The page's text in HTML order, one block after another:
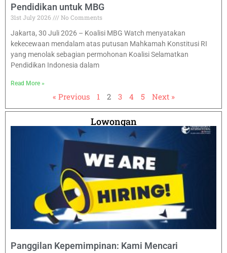
Pendidikan untuk MBG
31st July 2026
No Comments
Jakarta, 30 Juli 2026 – Koalisi MBG Watch menyatakan
kekecewaan mendalam atas putusan Mahkamah Konstitusi RI
yang menolak sebagian permohonan Koalisi Selamatkan
Pendidikan Indonesia dalam
Read More »
« Previous 1 2 3 4 5 Next »
Lowongan
Panggilan Kepemimpinan: Kami Mencari